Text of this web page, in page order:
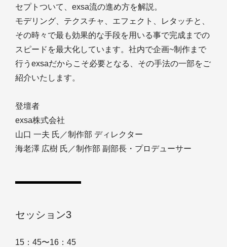
セプトついて、exsa流の進め方を解説。
モデリング、テクスチャ、エフェクト、レタッチと、
その時々で最も効果的な手段を用いる事で完成までの
スピードを最大化しています。社内で企画~制作まで
行うexsaだからこそ必要となる、その手法の一部をご
紹介いたします。
登壇者
exsa株式会社
山口 一夫 氏／制作部 ディレクター
海老澤 広樹 氏／制作部 副部長・プロデューサー
セッション3
15：45〜16：45